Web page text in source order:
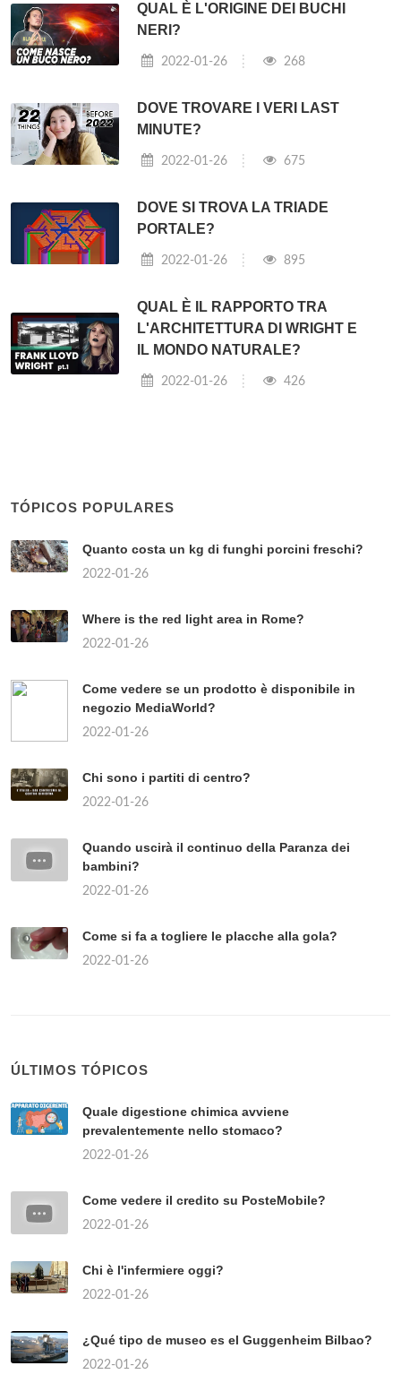
QUAL È L'ORIGINE DEI BUCHI
NERI?
2022-01-26 268
DOVE TROVARE I VERI LAST
MINUTE?
2022-01-26 675
DOVE SI TROVA LA TRIADE
PORTALE?
2022-01-26 895
QUAL È IL RAPPORTO TRA
L'ARCHITETTURA DI WRIGHT E
IL MONDO NATURALE?
2022-01-26 426
TÓPICOS POPULARES
Quanto costa un kg di funghi porcini freschi?
2022-01-26
Where is the red light area in Rome?
2022-01-26
Come vedere se un prodotto è disponibile in
negozio MediaWorld?
2022-01-26
Chi sono i partiti di centro?
2022-01-26
Quando uscirà il continuo della Paranza dei
bambini?
2022-01-26
Come si fa a togliere le placche alla gola?
2022-01-26
ÚLTIMOS TÓPICOS
Quale digestione chimica avviene
prevalentemente nello stomaco?
2022-01-26
Come vedere il credito su PosteMobile?
2022-01-26
Chi è l'infermiere oggi?
2022-01-26
¿Qué tipo de museo es el Guggenheim Bilbao?
2022-01-26